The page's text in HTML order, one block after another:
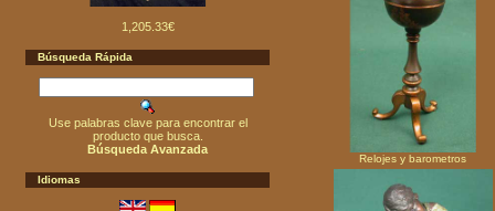
1,205.33€
Búsqueda Rápida
Use palabras clave para encontrar el
producto que busca.
Búsqueda Avanzada
Idiomas
Relojes y barometros